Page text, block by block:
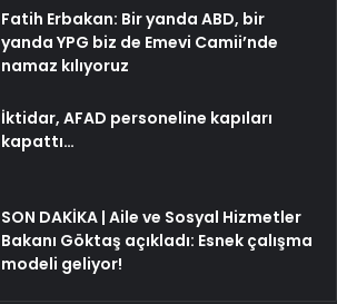
Fatih Erbakan: Bir yanda ABD, bir
yanda YPG biz de Emevi Camii’nde
namaz kılıyoruz
İktidar, AFAD personeline kapıları
kapattı…
SON DAKİKA | Aile ve Sosyal Hizmetler
Bakanı Göktaş açıkladı: Esnek çalışma
modeli geliyor!